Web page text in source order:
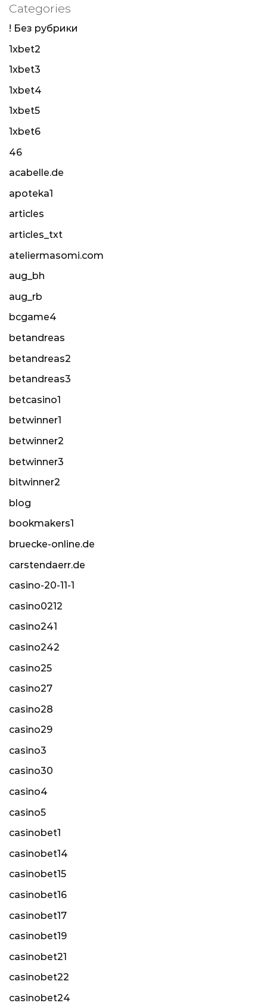
Categories
! Без рубрики
1xbet2
1xbet3
1xbet4
1xbet5
1xbet6
46
acabelle.de
apoteka1
articles
articles_txt
ateliermasomi.com
aug_bh
aug_rb
bcgame4
betandreas
betandreas2
betandreas3
betcasino1
betwinner1
betwinner2
betwinner3
bitwinner2
blog
bookmakers1
bruecke-online.de
carstendaerr.de
casino-20-11-1
casino0212
casino241
casino242
casino25
casino27
casino28
casino29
casino3
casino30
casino4
casino5
casinobet1
casinobet14
casinobet15
casinobet16
casinobet17
casinobet19
casinobet21
casinobet22
casinobet24